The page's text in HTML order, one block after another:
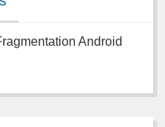
Android